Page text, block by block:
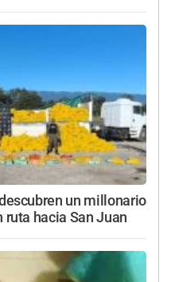
un millonario
ruta hacia San Juan